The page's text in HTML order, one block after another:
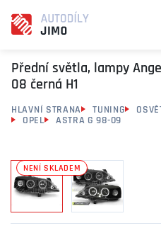
Přední světla, lampy
08 černá H1
HLAVNÍ STRANA TUNING
OPEL
ASTRA G 98-09
NENÍ SKLADEM
Můžeme vám